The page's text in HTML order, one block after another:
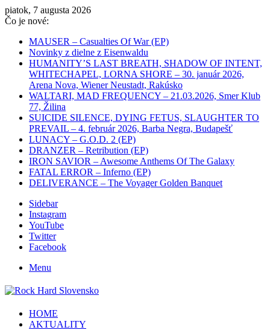
piatok, 7 augusta 2026
Čo je nové:
MAUSER – Casualties Of War (EP)
Novinky z dielne z Eisenwaldu
HUMANITY’S LAST BREATH, SHADOW OF INTENT,
WHITECHAPEL, LORNA SHORE – 30. január 2026,
Arena Nova, Wiener Neustadt, Rakúsko
WALTARI, MAD FREQUENCY – 21.03.2026, Smer Klub
77, Žilina
SUICIDE SILENCE, DYING FETUS, SLAUGHTER TO
PREVAIL – 4. február 2026, Barba Negra, Budapešť
LUNACY – G.O.D. 2 (EP)
DRANZER – Retribution (EP)
IRON SAVIOR – Awesome Anthems Of The Galaxy
FATAL ERROR – Inferno (EP)
DELIVERANCE – The Voyager Golden Banquet
Sidebar
Instagram
YouTube
Twitter
Facebook
Menu
HOME
AKTUALITY